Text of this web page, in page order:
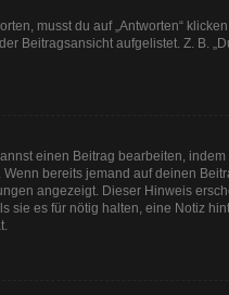
musst du auf „Antworten“
aufgelistet. Z. B.
einen Beitrag bearbeiten, indem
bereits jemand auf deinen
angezeigt. Dieser Hinweis
es für nötig halten, eine Notiz